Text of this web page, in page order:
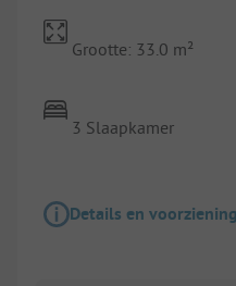
Grootte: 33.0 m²
3 Slaapkamer
Details en